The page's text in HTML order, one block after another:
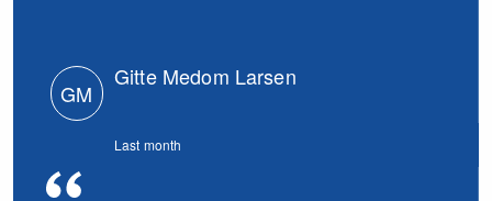
GM
Gitte Medom Larsen
Last month